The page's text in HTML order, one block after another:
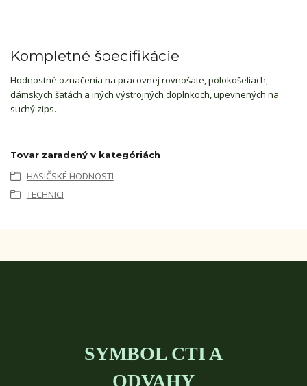
Kompletné špecifikácie
Hodnostné označenia na pracovnej rovnošate, polokošeliach,
dámskych šatách a iných výstrojných doplnkoch, upevnených na
suchý zips.
Tovar zaradený v kategóriách
HASIČSKÉ HODNOSTI
TECHNICI
SYMBOL CTI A
ODVAHY